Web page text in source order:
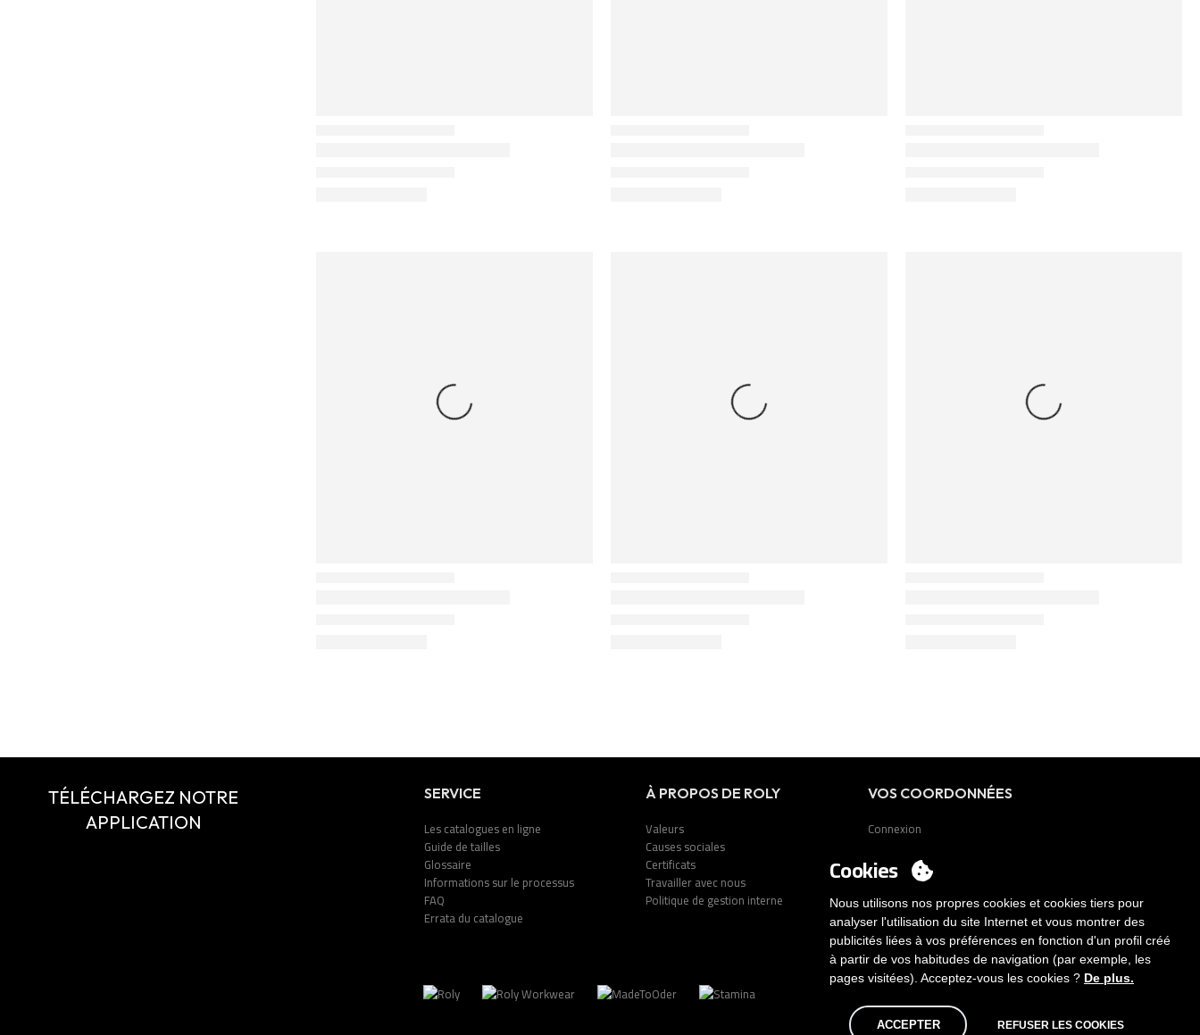
TÉLÉCHARGEZ NOTRE
APPLICATION
SERVICE
Les catalogues en ligne
Guide de tailles
Glossaire
Informations sur le processus
FAQ
Errata du catalogue
À PROPOS DE ROLY
Valeurs
Causes sociales
Certificats
Travailler avec nous
Politique de gestion interne
VOS COORDONNÉES
Connexion
Contact
Cookies
Nous utilisons nos propres cookies et cookies tiers pour
analyser l'utilisation du site Internet et vous montrer des
publicités liées à vos préférences en fonction d'un profil créé
à partir de vos habitudes de navigation (par exemple, les
pages visitées). Acceptez-vous les cookies ? De plus.
ACCEPTER REFUSER LES COOKIES